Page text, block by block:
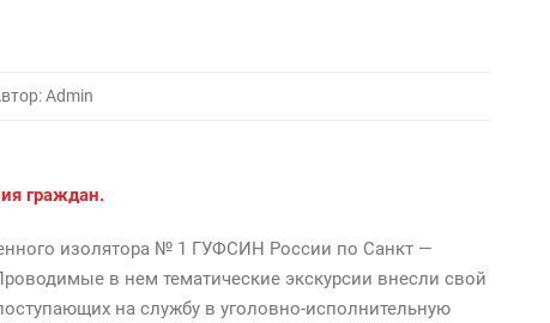
Admin
граждан.
изолятора № 1 ГУФСИН России по Санкт —
в нем тематические экскурсии внесли свой
на службу в уголовно-исполнительную